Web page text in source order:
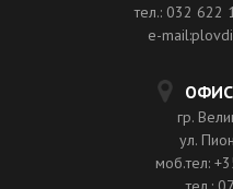
тел.: 032 622
e-
гр.
ул.
моб.тел: